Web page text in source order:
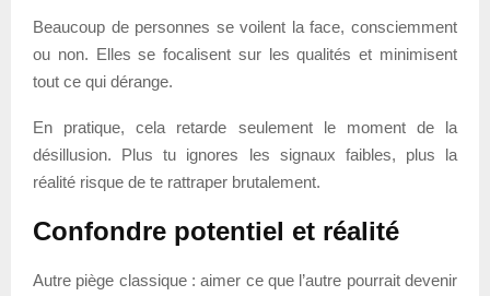
Beaucoup de personnes se voilent la face, consciemment
ou non. Elles se focalisent sur les qualités et minimisent
tout ce qui dérange.
En pratique, cela retarde seulement le moment de la
désillusion. Plus tu ignores les signaux faibles, plus la
réalité risque de te rattraper brutalement.
Confondre potentiel et réalité
Autre piège classique : aimer ce que l’autre pourrait devenir